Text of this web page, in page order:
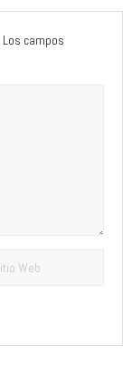
Los campos